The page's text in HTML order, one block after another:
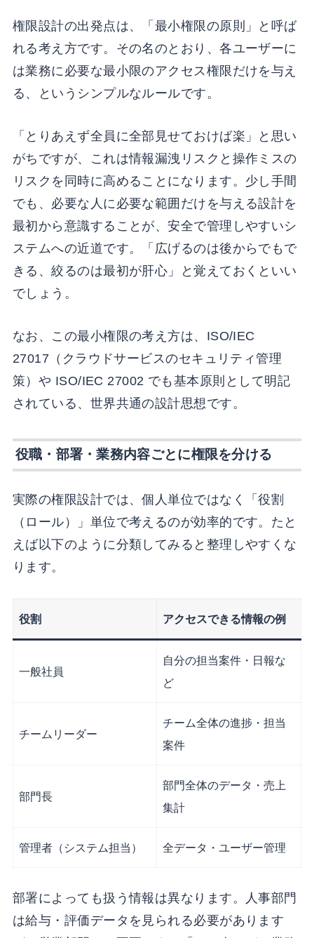
権限設計の出発点は、「最小権限の原則」と呼ば
れる考え方です。その名のとおり、各ユーザーに
は業務に必要な最小限のアクセス権限だけを与え
る、というシンプルなルールです。
「とりあえず全員に全部見せておけば楽」と思い
がちですが、これは情報漏洩リスクと操作ミスの
リスクを同時に高めることになります。少し手間
でも、必要な人に必要な範囲だけを与える設計を
最初から意識することが、安全で管理しやすいシ
ステムへの近道です。「広げるのは後からでもで
きる、絞るのは最初が肝心」と覚えておくといい
でしょう。
なお、この最小権限の考え方は、ISO/IEC
27017（クラウドサービスのセキュリティ管理
策）や ISO/IEC 27002 でも基本原則として明記
されている、世界共通の設計思想です。
役職・部署・業務内容ごとに権限を分ける
実際の権限設計では、個人単位ではなく「役割
（ロール）」単位で考えるのが効率的です。たと
えば以下のように分類してみると整理しやすくな
ります。
役割 アクセスできる情報の例
一般社員
自分の担当案件・日報な
ど
チームリーダー
チーム全体の進捗・担当
案件
部門長
部門全体のデータ・売上
集計
管理者（システム担当） 全データ・ユーザー管理
部署によっても扱う情報は異なります。人事部門
は給与・評価データを見られる必要があります